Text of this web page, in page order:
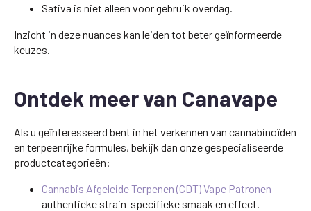
Sativa is niet alleen voor gebruik overdag.
Inzicht in deze nuances kan leiden tot beter geïnformeerde
keuzes.
Ontdek meer van Canavape
Als u geïnteresseerd bent in het verkennen van cannabinoïden
en terpeenrijke formules, bekijk dan onze gespecialiseerde
productcategorieën:
Cannabis Afgeleide Terpenen (CDT) Vape Patronen -
authentieke strain-specifieke smaak en effect.